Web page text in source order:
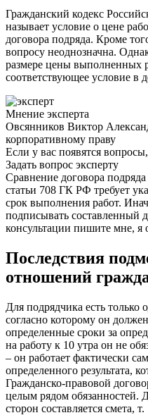
Гражданский кодекс
называет условие о цене
договора подряда. Кроме
вопросу неоднозначна.
размере цены выполненных
соответствующее условие в
Мнение эксперта
Овсянников Виктор
корпоративному праву
Если у вас появятся
Задать вопрос эксперту
Сравнение договора
статьи 708 ГК РФ требует
срок выполнения работ.
подписывать составленный
консультации пишите мне, я
Последствия
отношений
Для подрядчика есть только
согласно которому он
определенные сроки за
на работу к 10 утра он не
– он работает фактически
определенного результата,
Гражданско-правовой
целым рядом обязанностей.
сторон составляется смета, т.